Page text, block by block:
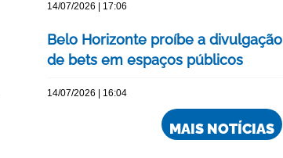
14/07/2026 | 17:06
Belo Horizonte proíbe a divulgação
de bets em espaços públicos
14/07/2026 | 16:04
MAIS NOTÍCIAS